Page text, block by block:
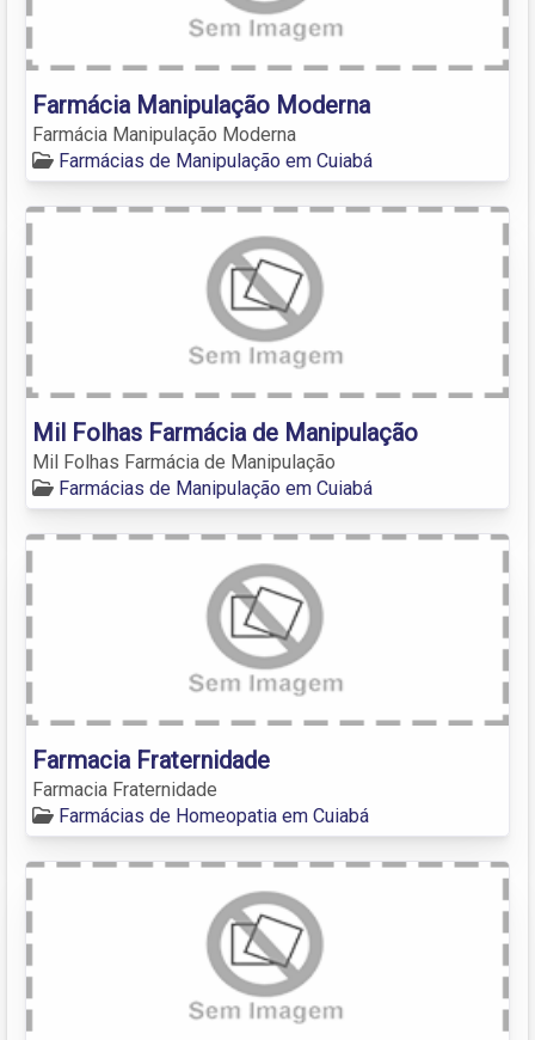
Farmácia Manipulação Moderna
Farmácia Manipulação Moderna
Farmácias de Manipulação em Cuiabá
Mil Folhas Farmácia de Manipulação
Mil Folhas Farmácia de Manipulação
Farmácias de Manipulação em Cuiabá
Farmacia Fraternidade
Farmacia Fraternidade
Farmácias de Homeopatia em Cuiabá